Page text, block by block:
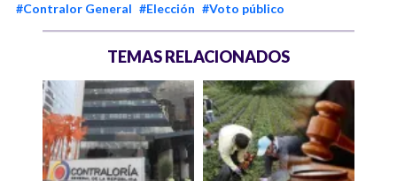
#Contralor General #Elección #Voto público
TEMAS RELACIONADOS